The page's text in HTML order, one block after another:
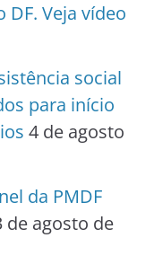
Veja vídeo
social
para início
4 de agosto
da PMDF
de agosto de